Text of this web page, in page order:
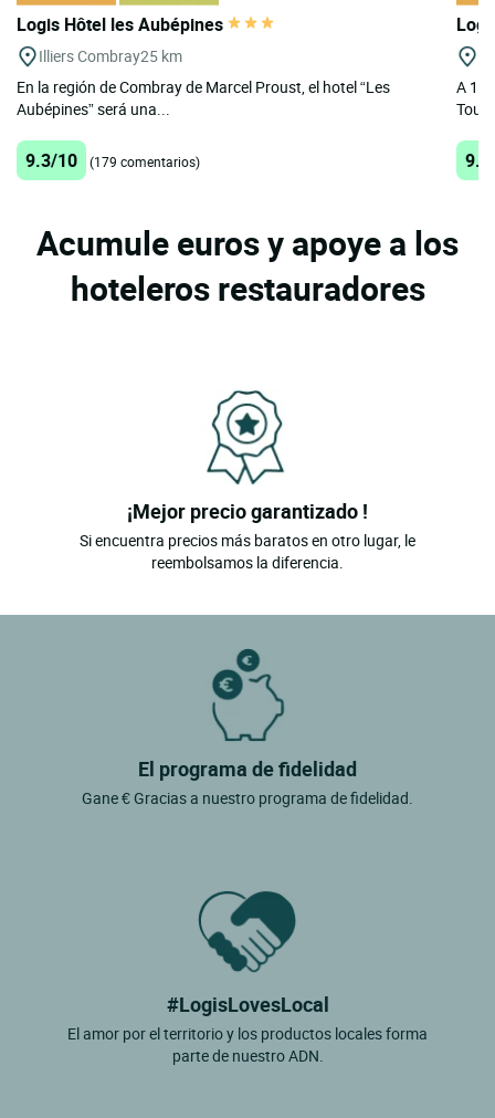
Logis Hôtel les Aubépines
Illiers Combray25 km
En la región de Combray de Marcel Proust, el hotel “Les
Aubépines” será una...
9.3/10 (179 comentarios)
A 1h
Acumule euros y apoye a los
hoteleros restauradores
¡Mejor precio garantizado !
Si encuentra precios más baratos en otro lugar, le
reembolsamos la diferencia.
El programa de fidelidad
Gane € Gracias a nuestro programa de fidelidad.
#LogisLovesLocal
El amor por el territorio y los productos locales forma
parte de nuestro ADN.